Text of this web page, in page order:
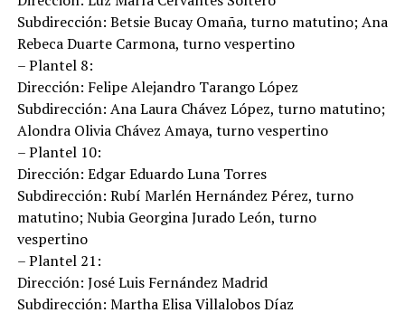
Subdirección: Betsie Bucay Omaña, turno matutino; Ana
Rebeca Duarte Carmona, turno vespertino
– Plantel 8:
Dirección: Felipe Alejandro Tarango López
Subdirección: Ana Laura Chávez López, turno matutino;
Alondra Olivia Chávez Amaya, turno vespertino
– Plantel 10:
Dirección: Edgar Eduardo Luna Torres
Subdirección: Rubí Marlén Hernández Pérez, turno
matutino; Nubia Georgina Jurado León, turno
vespertino
– Plantel 21:
Dirección: José Luis Fernández Madrid
Subdirección: Martha Elisa Villalobos Díaz